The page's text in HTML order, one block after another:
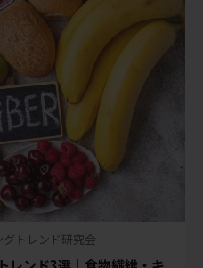
トレンド研究会